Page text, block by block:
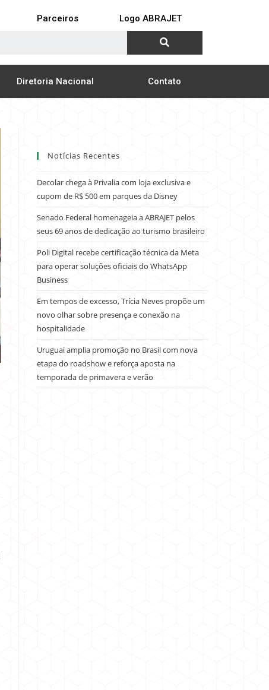
Parceiros Logo ABRAJET
Diretoria Nacional Contato
Notícias Recentes
Decolar chega à Privalia com loja exclusiva e
cupom de R$ 500 em parques da Disney
Senado Federal homenageia a ABRAJET pelos
seus 69 anos de dedicação ao turismo brasileiro
Poli Digital recebe certificação técnica da Meta
para operar soluções oficiais do WhatsApp
Business
Em tempos de excesso, Trícia Neves propõe um
novo olhar sobre presença e conexão na
hospitalidade
Uruguai amplia promoção no Brasil com nova
etapa do roadshow e reforça aposta na
temporada de primavera e verão